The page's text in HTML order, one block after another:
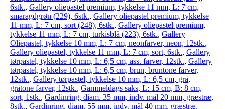
6stk., Gallery oliepastel premium, tykkelse 11 mm, L: 7 cm,
smaragdgrøn (229), 6stk., Gallery oliepastel premium, tykkelse
11 mm, L: 7 cm, sort (248), 6stk., Gallery oliepastel premium,
tykkelse 11 mm, L: 7 cm, turkisblå (223), 6stk., Gallery
Oliepastel, tykkelse 10 mm, L: 7 cm, neonfarver, neon, 12stk.,
Gallery oliepastel, tykkelse 11 mm, L: 7 cm, sort, 6stk., Gallery
tørpastel, tykkelse 10 mm, L: 6,5 cm, ass. farver, 12stk., Gallery
tørpastel, tykkelse 10 mm, L: 6,5 cm, brun, bruntone farver,
12stk., Gallery tørpastel, tykkelse 10 mm, L: 6,5 cm, grå,
gråtone farver, 12stk., Gammeldags saks, L: 15 cm, B: 8 cm,
sort, 1stk., Gardinring, diam. 35 mm, indv. mål 20 mm, græstræ,
8stk., Gardinring, diam. 55 mm, indv. mål 40 mm, græstræ,